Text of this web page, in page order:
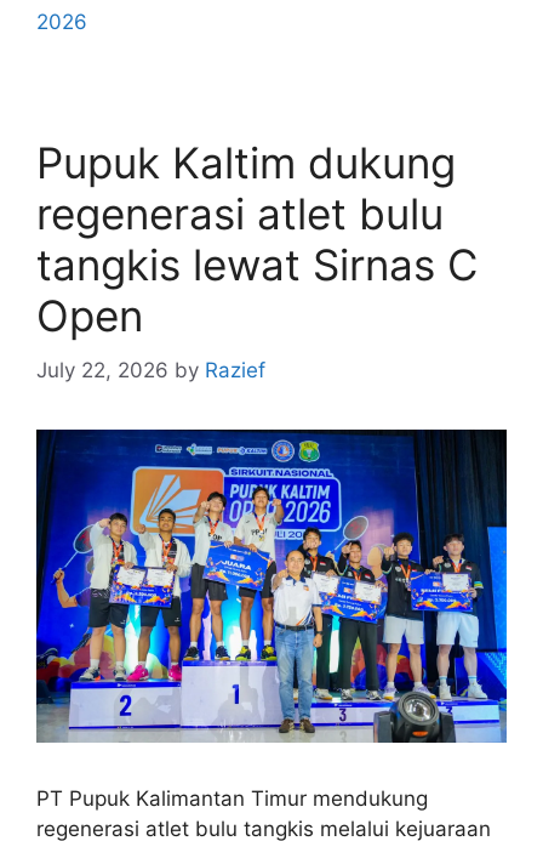
2026
Pupuk Kaltim dukung
regenerasi atlet bulu
tangkis lewat Sirnas C
Open
July 22, 2026 by Razief
PT Pupuk Kalimantan Timur mendukung
regenerasi atlet bulu tangkis melalui kejuaraan